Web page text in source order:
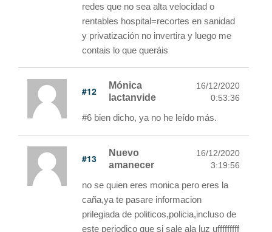
redes que no sea alta velocidad o
rentables hospital=recortes en sanidad
y privatización no invertira y luego me
contais lo que queráis
#12
Mónica
lactanvide
16/12/2020
0:53:36
#6 bien dicho, ya no he leído más.
#13
Nuevo
amanecer
16/12/2020
3:19:56
no se quien eres monica pero eres la
caña,ya te pasare informacion
prilegiada de politicos,policia,incluso de
este periodico que si sale ala luz ufffffffff